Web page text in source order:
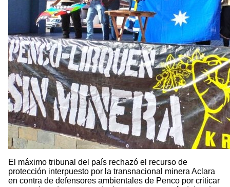
El máximo tribunal del país rechazó el recurso de
protección interpuesto por la transnacional minera Aclara
en contra de defensores ambientales de Penco por criticar